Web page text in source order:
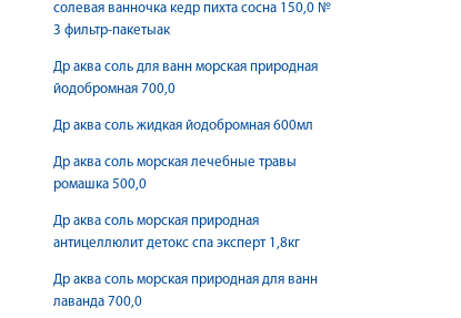
солевая ванночка кедр пихта сосна 150,0 №
3 фильтр-пакетыак
Др аква соль для ванн морская природная
йодобромная 700,0
Др аква соль жидкая йодобромная 600мл
Др аква соль морская лечебные травы
ромашка 500,0
Др аква соль морская природная
антицеллюлит детокс спа эксперт 1,8кг
Др аква соль морская природная для ванн
лаванда 700,0